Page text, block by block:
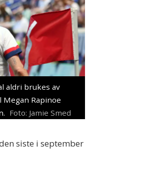
aldri brukes av
Rapinoe
Foto: Jamie Smed
siste i september